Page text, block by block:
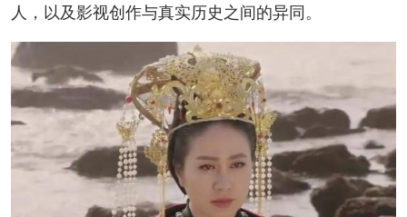
人，以及影视创作与真实历史之间的异同。